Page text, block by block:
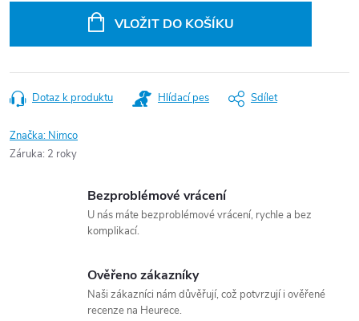
VLOŽIT DO KOŠÍKU
Dotaz k produktu Hlídací pes Sdílet
Značka: Nimco
Záruka: 2 roky
Bezproblémové vrácení
U nás máte bezproblémové vrácení, rychle a bez
komplikací.
Ověřeno zákazníky
Naši zákazníci nám důvěřují, což potvrzují i ověřené
recenze na Heurece.